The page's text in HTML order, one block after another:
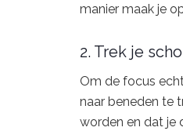
manier maak je
2. Trek je
Om de focus
naar beneden te
worden en dat je